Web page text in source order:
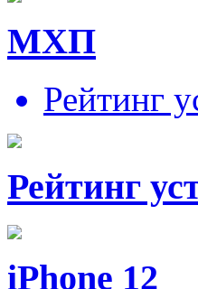
МХП
Рейтинг
Рейтинг
iPhone 12